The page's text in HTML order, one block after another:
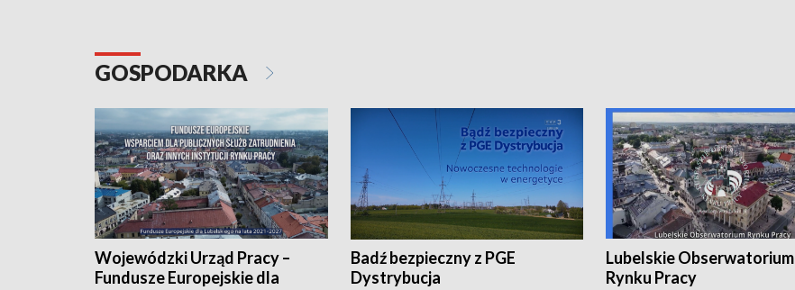
GOSPODARKA
Wojewódzki Urząd Pracy –
Fundusze Europejskie dla
Badź bezpieczny z PGE
Dystrybucja
Lubelskie Obserwatorium
Rynku Pracy